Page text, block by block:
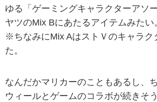
ゆる「ゲーミングキャラクターアソ
ヤツのMix Bにあたるアイテムみたい
※ちなみにMix AはストＶのキャラク
た。
なんだかマリカーのこともあるし、
ウィールとゲームのコラボが続きそ